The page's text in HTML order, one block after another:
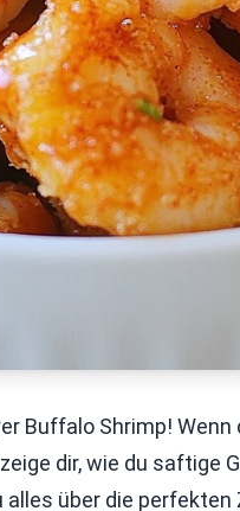
Buffalo Shrimp!
dir, wie du saftige
über die